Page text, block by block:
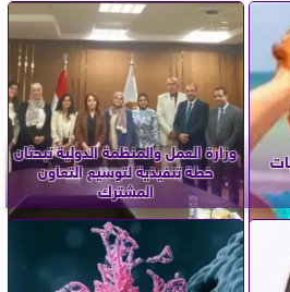
وزارة العمل والمنظمة الدولية تبحثان
خطة تنفيذية لتوسيع التعاون
المشترك